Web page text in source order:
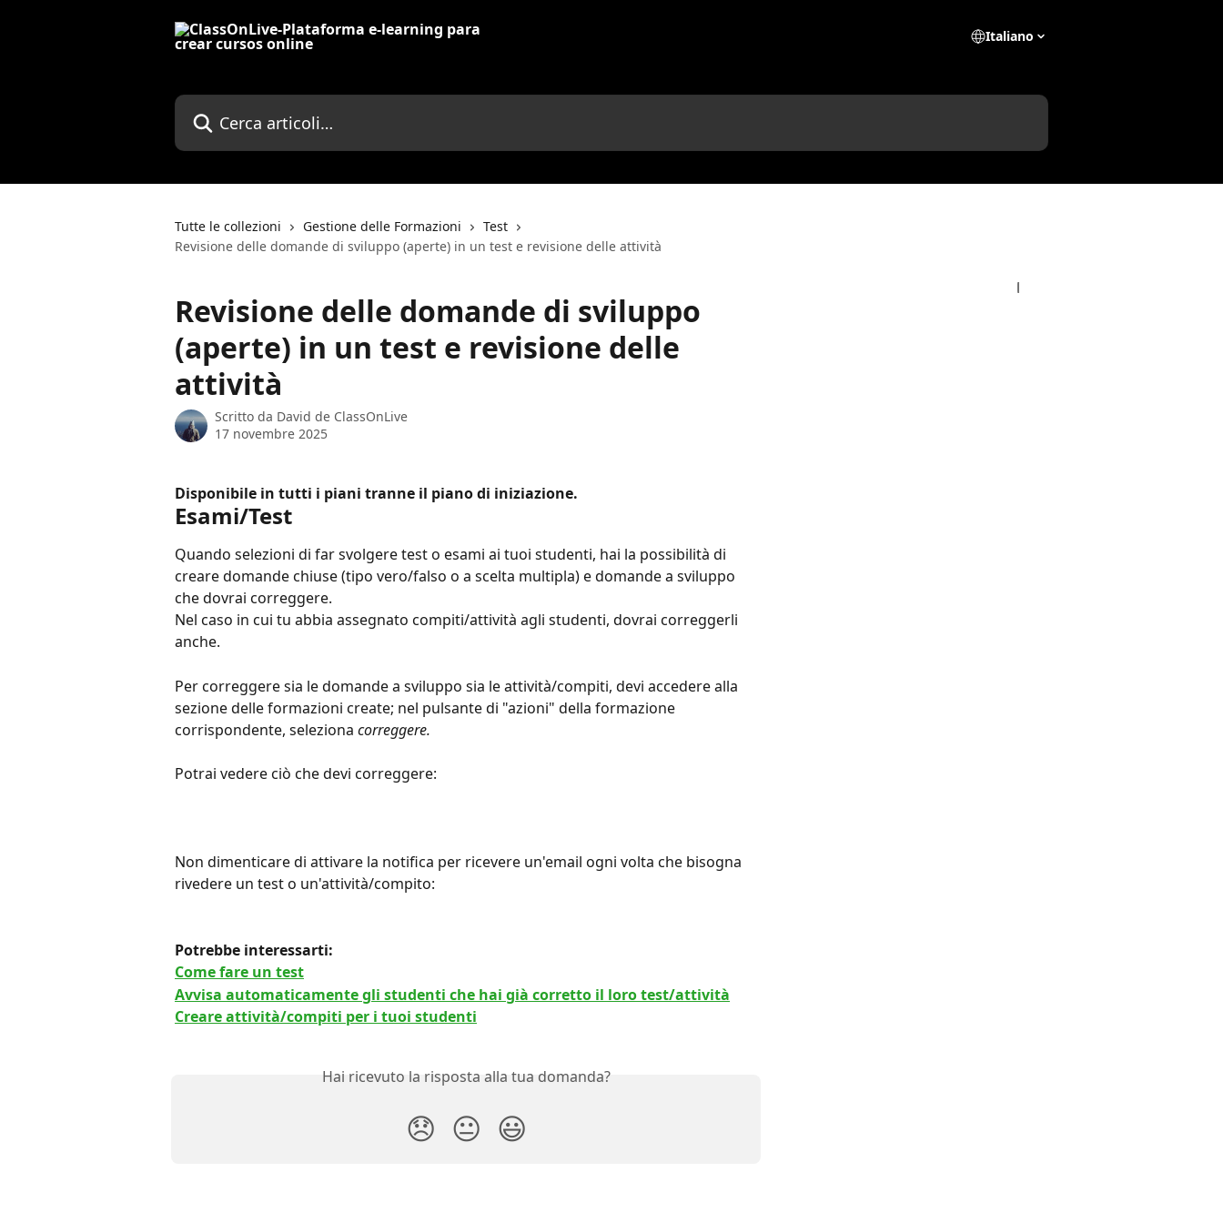
Italiano
Cerca articoli…
Tutte le collezioni Gestione delle Formazioni
Test
Revisione delle domande di sviluppo (aperte) in un test e revisione delle attività
Revisione delle domande di sviluppo
(aperte) in un test e revisione delle
attività
Scritto da David de ClassOnLive
17 novembre 2025
Disponibile in tutti i piani tranne il piano di iniziazione.
Esami/Test
Quando selezioni di far svolgere test o esami ai tuoi studenti, hai la possibilità di
creare domande chiuse (tipo vero/falso o a scelta multipla) e domande a sviluppo
che dovrai correggere.
Nel caso in cui tu abbia assegnato compiti/attività agli studenti, dovrai correggerli
anche.
Per correggere sia le domande a sviluppo sia le attività/compiti, devi accedere alla
sezione delle formazioni create; nel pulsante di "azioni" della formazione
corrispondente, seleziona correggere.
Potrai vedere ciò che devi correggere:
Non dimenticare di attivare la notifica per ricevere un'email ogni volta che bisogna
rivedere un test o un'attività/compito:
Potrebbe interessarti:
Come fare un test
Avvisa automaticamente gli studenti che hai già corretto il loro test/attività
Creare attività/compiti per i tuoi studenti
Hai ricevuto la risposta alla tua domanda?
😞 😐 😃